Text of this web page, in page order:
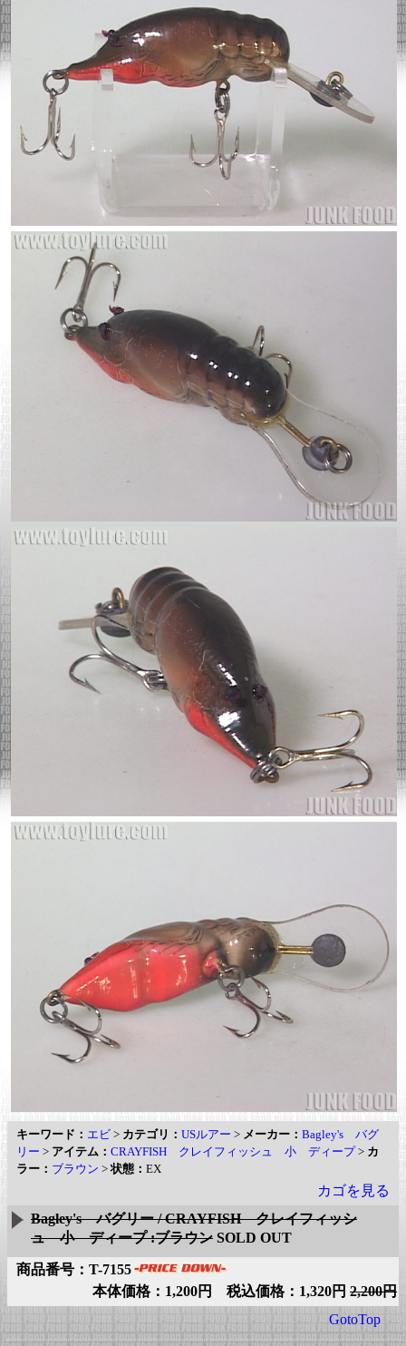
キーワード： エビ > カテゴリ： USルアー > メーカー： Bagley's バグ
リー > アイテム： CRAYFISH クレイフィッシュ 小 ディープ> カ
ラー： ブラウン >状態： EX
カゴを見る
Bagley's バグリー / CRAYFISH クレイフィッシ
ュ 小 ディープ :ブラウン SOLD OUT
商品番号：T-7155
本体価格：1,200円 税込価格：1,320円 2,200円
GotoTop